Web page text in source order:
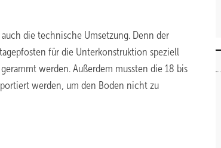
die technische Umsetzung. Denn der
für die Unterkonstruktion speziell
werden. Außerdem mussten die 18 bis
werden, um den Boden nicht zu